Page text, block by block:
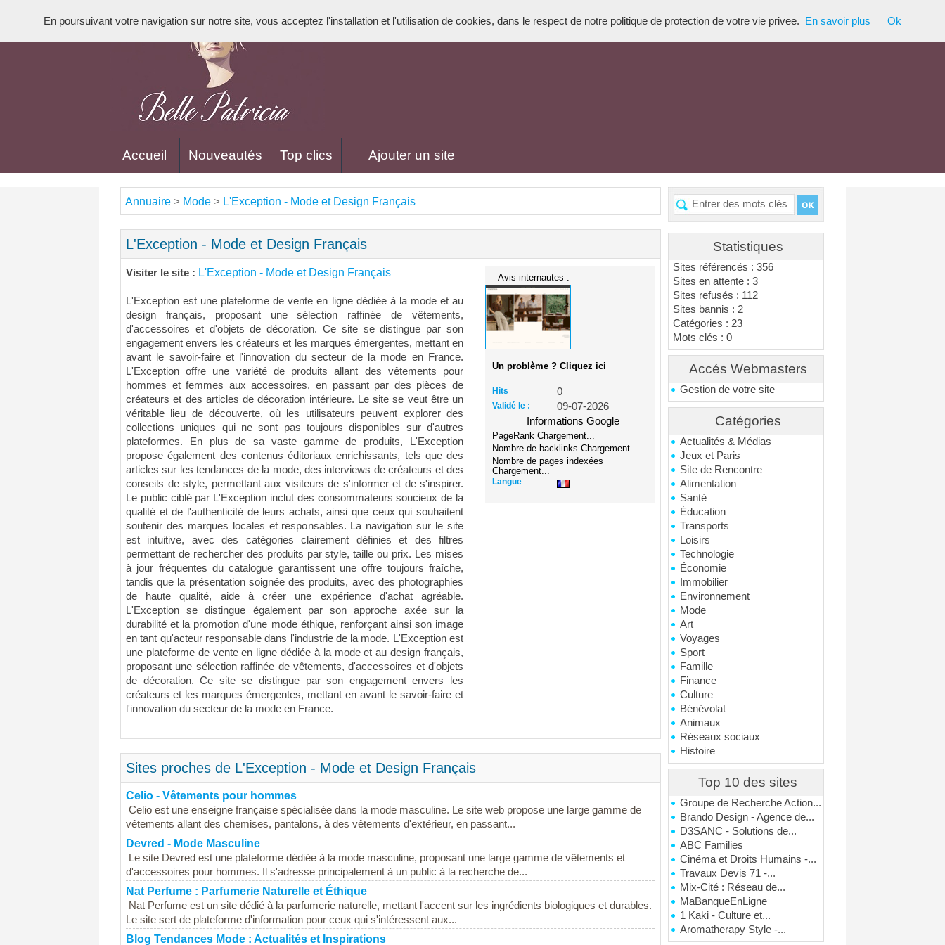
Accueil Nouveautés Top clics Ajouter un site
Statistiques
Sites référencés : 356
Sites en attente : 3
Sites refusés : 112
Sites bannis : 2
Catégories : 23
Mots clés : 0
Accés Webmasters
Gestion de votre site
Catégories
Actualités & Médias
Jeux et Paris
Site de Rencontre
Alimentation
Santé
Éducation
Transports
Loisirs
Technologie
Économie
Immobilier
Environnement
Mode
Art
Voyages
Sport
Famille
Finance
Culture
Bénévolat
Animaux
Réseaux sociaux
Histoire
Top 10 des sites
Groupe de Recherche Action...
Brando Design - Agence de...
D3SANC - Solutions de...
ABC Families
Cinéma et Droits Humains -...
Travaux Devis 71 -...
Mix-Cité : Réseau de...
MaBanqueEnLigne
1 Kaki - Culture et...
Aromatherapy Style -...
Annuaire > Mode > L'Exception - Mode et Design Français
L'Exception - Mode et Design Français
Visiter le site : L'Exception - Mode et Design Français
L'Exception est une plateforme de vente en ligne dédiée à la mode et au
design français, proposant une sélection raffinée de vêtements,
d'accessoires et d'objets de décoration. Ce site se distingue par son
engagement envers les créateurs et les marques émergentes, mettant en
avant le savoir-faire et l'innovation du secteur de la mode en France.
L'Exception offre une variété de produits allant des vêtements pour
hommes et femmes aux accessoires, en passant par des pièces de
créateurs et des articles de décoration intérieure. Le site se veut être un
véritable lieu de découverte, où les utilisateurs peuvent explorer des
collections uniques qui ne sont pas toujours disponibles sur d'autres
plateformes. En plus de sa vaste gamme de produits, L'Exception
propose également des contenus éditoriaux enrichissants, tels que des
articles sur les tendances de la mode, des interviews de créateurs et des
conseils de style, permettant aux visiteurs de s'informer et de s'inspirer.
Le public ciblé par L'Exception inclut des consommateurs soucieux de la
qualité et de l'authenticité de leurs achats, ainsi que ceux qui souhaitent
soutenir des marques locales et responsables. La navigation sur le site
est intuitive, avec des catégories clairement définies et des filtres
permettant de rechercher des produits par style, taille ou prix. Les mises
à jour fréquentes du catalogue garantissent une offre toujours fraîche,
tandis que la présentation soignée des produits, avec des photographies
de haute qualité, aide à créer une expérience d'achat agréable.
L'Exception se distingue également par son approche axée sur la
durabilité et la promotion d'une mode éthique, renforçant ainsi son image
en tant qu'acteur responsable dans l'industrie de la mode. L'Exception est
une plateforme de vente en ligne dédiée à la mode et au design français,
proposant une sélection raffinée de vêtements, d'accessoires et d'objets
de décoration. Ce site se distingue par son engagement envers les
créateurs et les marques émergentes, mettant en avant le savoir-faire et
l'innovation du secteur de la mode en France.
Avis internautes :
Un problème ? Cliquez ici
Hits 0
Validé le :
09-07-2026
Informations Google
PageRankChargement...
Nombre de backlinksChargement...
Nombre de pages indexées
Chargement...
Langue
Sites proches de L'Exception - Mode et Design Français
Celio - Vêtements pour hommes
Celio est une enseigne française spécialisée dans la mode masculine. Le site web propose une large gamme de
vêtements allant des chemises, pantalons, à des vêtements d'extérieur, en passant...
Devred - Mode Masculine
Le site Devred est une plateforme dédiée à la mode masculine, proposant une large gamme de vêtements et
d'accessoires pour hommes. Il s'adresse principalement à un public à la recherche de...
Nat Perfume : Parfumerie Naturelle et Éthique
Nat Perfume est un site dédié à la parfumerie naturelle, mettant l'accent sur les ingrédients biologiques et durables.
Le site sert de plateforme d'information pour ceux qui s'intéressent aux...
Blog Tendances Mode : Actualités et Inspirations
En poursuivant votre navigation sur notre site, vous acceptez l'installation et l'utilisation de cookies, dans le respect de notre politique de protection de votre vie privee. En savoir plus Ok